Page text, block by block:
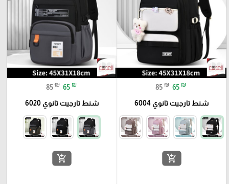
85 ₪ 65 ₪
شنط تارجيت ثانوي 6004
add_shopping_cart
85 ₪ 65 ₪
شنط تارجيت ثانوي 6020
add_shopping_cart